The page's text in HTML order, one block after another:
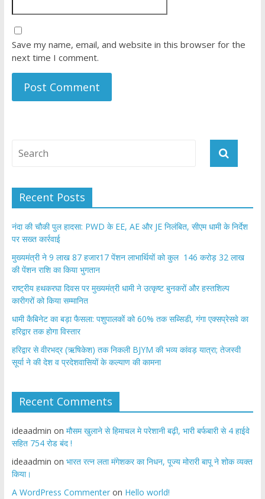
Save my name, email, and website in this browser for the
next time I comment.
Recent Posts
नंदा की चौकी पुल हादसा: PWD के EE, AE और JE निलंबित, सीएम धामी के निर्देश
पर सख्त कार्रवाई
मुख्यमंत्री ने 9 लाख 87 हजार17 पेंशन लाभार्थियों को कुल 146 करोड़ 32 लाख
की पेंशन राशि का किया भुगतान
राष्ट्रीय हथकरघा दिवस पर मुख्यमंत्री धामी ने उत्कृष्ट बुनकरों और हस्तशिल्प
कारीगरों को किया सम्मानित
​धामी कैबिनेट का बड़ा फैसला: पशुपालकों को 60% तक सब्सिडी, गंगा एक्सप्रेसवे का
हरिद्वार तक होगा विस्तार
​हरिद्वार से वीरभद्र (ऋषिकेश) तक निकली BJYM की भव्य कांवड़ यात्रा; तेजस्वी
सूर्या ने की देश व प्रदेशवासियों के कल्याण की कामना
Recent Comments
ideaadmin on मौसम खुलाने से हिमाचल मे परेशानी बढ़ी, भारी बर्फबारी से 4 हाईवे
सहित 754 रोड बंद !
ideaadmin on भारत रत्न लता मंगेशकर का निधन, पूज्य मोरारी बापू ने शोक व्यक्त
किया।
A WordPress Commenteron Hello world!